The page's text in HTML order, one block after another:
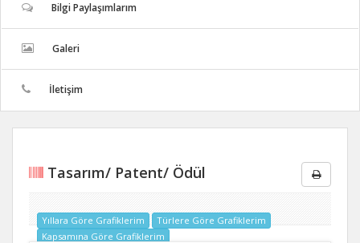
Bilgi Paylaşımlarım
Galeri
İletişim
Tasarım/ Patent/ Ödül
Yıllara Göre Grafiklerim
Türlere Göre Grafiklerim
Kapsamına Göre Grafiklerim